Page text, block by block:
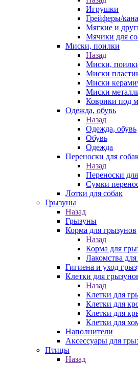
Игрушки
Грейферы/
Мягкие и
Мячики для
Миски, поилки
Назад
Миски,
Миски
Миски
Миски
Коврики под
Одежда, обувь
Назад
Одежда, обувь
Обувь
Одежда
Переноски для
Назад
Переноски
Сумки
Лотки для собак
Грызуны
Назад
Грызуны
Корма для грызунов
Назад
Корма для
Лакомства
Гигиена и уход
Клетки для
Назад
Клетки для
Клетки для
Клетки для
Клетки для
Наполнители
Аксессуары для
Птицы
Назад